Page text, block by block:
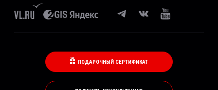
ПОДАРОЧНЫЙ СЕРТИФИКАТ